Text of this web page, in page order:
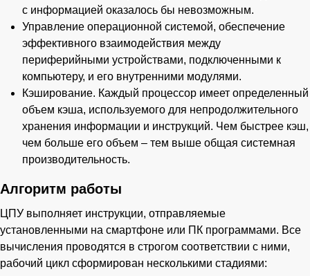
с информацией оказалось бы невозможным.
Управление операционной системой, обеспечение
эффективного взаимодействия между
периферийными устройствами, подключенными к
компьютеру, и его внутренними модулями.
Кэширование. Каждый процессор имеет определенный
объем кэша, используемого для непродолжительного
хранения информации и инструкций. Чем быстрее кэш,
чем больше его объем – тем выше общая системная
производительность.
Алгоритм работы
ЦПУ выполняет инструкции, отправляемые
установленными на смартфоне или ПК программами. Все
вычисления проводятся в строгом соответствии с ними,
рабочий цикл сформирован несколькими стадиями: